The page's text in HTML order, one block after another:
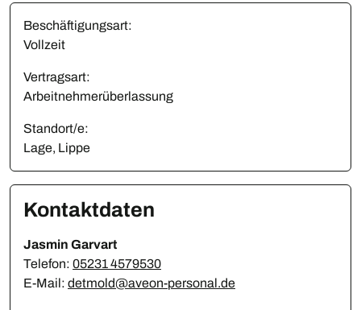
Beschäftigungsart:
Vollzeit
Vertragsart:
Arbeitnehmerüberlassung
Standort/e:
Lage, Lippe
Kontaktdaten
Jasmin Garvart
Telefon: 05231 4579530
E-Mail: detmold@aveon-personal.de